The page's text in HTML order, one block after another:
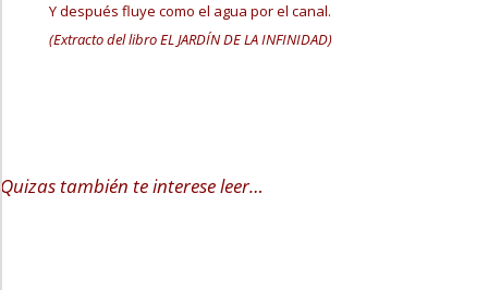
Y después fluye como el agua por el canal.
(Extracto del libro EL JARDÍN DE LA INFINIDAD)
Quizas también te interese leer…